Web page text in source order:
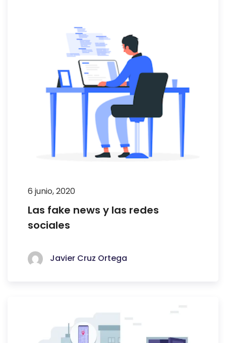
6 junio, 2020
Las fake news y las redes
sociales
Javier Cruz Ortega